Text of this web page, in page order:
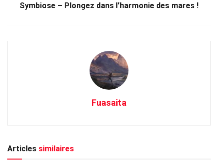
Symbiose – Plongez dans l’harmonie des mares !
Fuasaita
Articles similaires